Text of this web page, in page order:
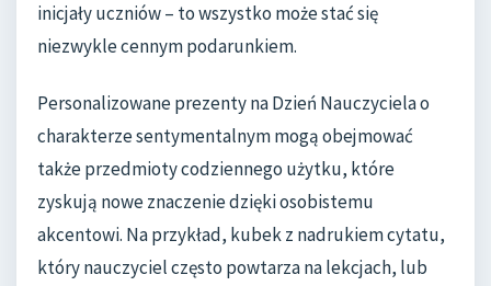
inicjały uczniów – to wszystko może stać się
niezwykle cennym podarunkiem.
Personalizowane prezenty na Dzień Nauczyciela o
charakterze sentymentalnym mogą obejmować
także przedmioty codziennego użytku, które
zyskują nowe znaczenie dzięki osobistemu
akcentowi. Na przykład, kubek z nadrukiem cytatu,
który nauczyciel często powtarza na lekcjach, lub